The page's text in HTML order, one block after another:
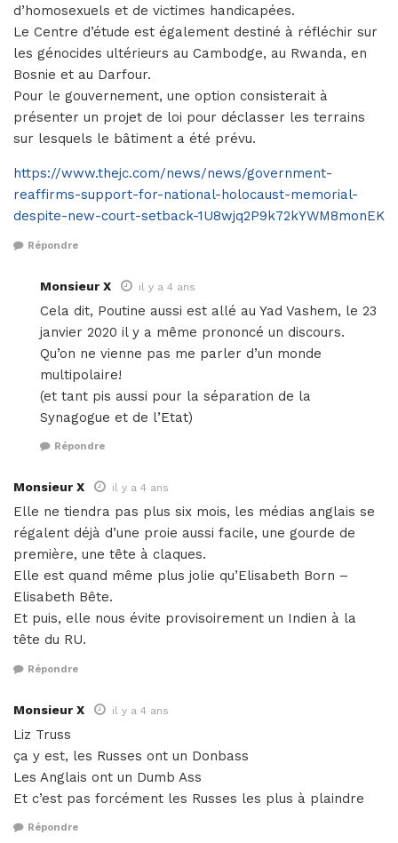
d’homosexuels et de victimes handicapées.
Le Centre d’étude est également destiné à réfléchir sur
les génocides ultérieurs au Cambodge, au Rwanda, en
Bosnie et au Darfour.
Pour le gouvernement, une option consisterait à
présenter un projet de loi pour déclasser les terrains
sur lesquels le bâtiment a été prévu.
https://www.thejc.com/news/news/government-
reaffirms-support-for-national-holocaust-memorial-
despite-new-court-setback-1U8wjq2P9k72kYWM8monEK
Répondre
Monsieur X il y a 4 ans
Cela dit, Poutine aussi est allé au Yad Vashem, le 23
janvier 2020 il y a même prononcé un discours.
Qu’on ne vienne pas me parler d’un monde
multipolaire!
(et tant pis aussi pour la séparation de la
Synagogue et de l’Etat)
Répondre
Monsieur X il y a 4 ans
Elle ne tiendra pas plus six mois, les médias anglais se
régalent déjà d’une proie aussi facile, une gourde de
première, une tête à claques.
Elle est quand même plus jolie qu’Elisabeth Born –
Elisabeth Bête.
Et puis, elle nous évite provisoirement un Indien à la
tête du RU.
Répondre
Monsieur X il y a 4 ans
Liz Truss
ça y est, les Russes ont un Donbass
Les Anglais ont un Dumb Ass
Et c’est pas forcément les Russes les plus à plaindre
Répondre